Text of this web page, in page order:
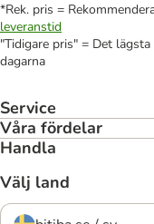
*Rek. pris =
leveranstid
"Tidigare pris" = Det
dagarna
Service
Våra fördelar
Handla
Välj land